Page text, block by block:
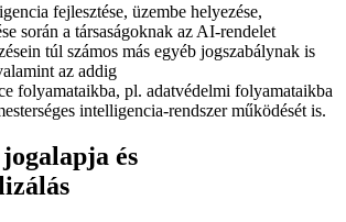
fejlesztése, üzembe helyezése,
során a társaságoknak az AI-rendelet
túl számos más egyéb jogszabálynak is
az addig
folyamataikba, pl. adatvédelmi folyamataikba
intelligencia-rendszer működését is.
és